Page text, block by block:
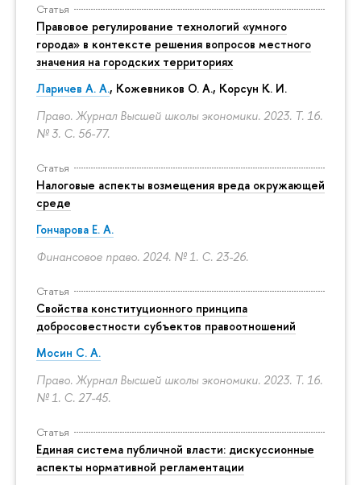
Статья
Правовое регулирование технологий «умного
города» в контексте решения вопросов местного
значения на городских территориях
Ларичев А. А., Кожевников О. А., Корсун К. И.
Право. Журнал Высшей школы экономики. 2023. Т. 16.
№ 3. С. 56-77.
Статья
Налоговые аспекты возмещения вреда окружающей
среде
Гончарова Е. А.
Финансовое право. 2024. № 1. С. 23-26.
Статья
Свойства конституционного принципа
добросовестности субъектов правоотношений
Мосин С. А.
Право. Журнал Высшей школы экономики. 2023. Т. 16.
№ 1. С. 27-45.
Статья
Единая система публичной власти: дискуссионные
аспекты нормативной регламентации